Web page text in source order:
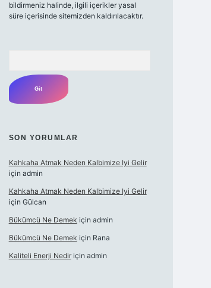
bildirmeniz halinde, ilgili içerikler yasal
süre içerisinde sitemizden kaldırılacaktır.
SON YORUMLAR
Kahkaha Atmak Neden Kalbimize Iyi Gelir
için admin
Kahkaha Atmak Neden Kalbimize Iyi Gelir
için Gülcan
Bükümcü Ne Demek için admin
Bükümcü Ne Demek için Rana
Kaliteli Enerji Nediriçin admin